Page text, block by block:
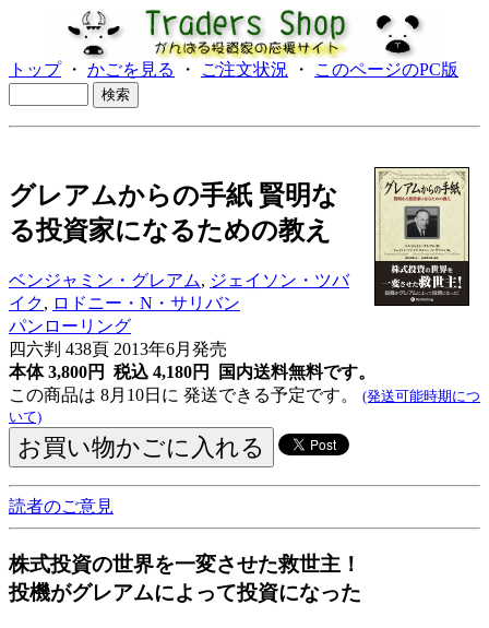
トップ・ かごを見る ・ ご注文状況 ・ このページのPC版
グレアムからの手紙 賢明な
る投資家になるための教え
ベンジャミン・グレアム, ジェイソン・ツバ
イク, ロドニー・N・サリバン
パンローリング
四六判 438頁 2013年6月発売
本体 3,800円 税込 4,180円
国内送料無料です。
この商品は 8月10日に 発送できる予定です。 (発送可能時期につ
いて)
読者のご意見
株式投資の世界を一変させた救世主！
投機がグレアムによって投資になった